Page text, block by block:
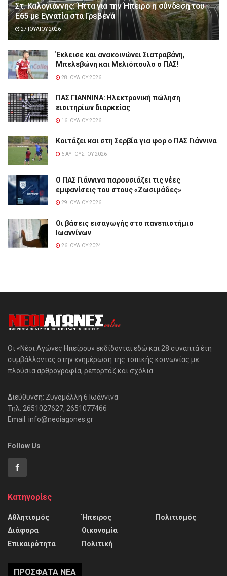
Στ. Καλογιάννης: Ήττα για την Ήπειρο η σύνδεση του
Ε65 με Εγνατία στα Γρεβενά
27 ΙΟΥΛΊΟΥ 2026
Έκλεισε και ανακοινώνει Σιατραβάνη,
Μπελεβώνη και Μελιόπουλο ο ΠΑΣ!
28 ΙΟΥΛΊΟΥ 2026
ΠΑΣ ΓΙΑΝΝΙΝΑ: Hλεκτρονική πώληση
εισιτηρίων διαρκείας
16 ΙΟΥΛΊΟΥ 2026
Κοιτάζει και στη Σερβία για φορ ο ΠΑΣ Γιάννινα
6 ΑΥΓΟΎΣΤΟΥ 2026
Ο ΠΑΣ Γιάννινα παρουσιάζει τις νέες
εμφανίσεις του στους «Ζωσιμάδες»
29 ΙΟΥΛΊΟΥ 2026
Οι βάσεις εισαγωγής στο πανεπιστήμιο
Ιωαννίνων
26 ΙΟΥΛΊΟΥ 2024
Οι «Νέοι Αγώνες Ηπείρου» εκδίδονται εδώ και 28 συναπτά έτη
συμβάλλοντας στην ενημέρωση της τοπικής κοινωνίας με
πλούσια αρθρογραφία, ρεπορτάζ και σχόλια.
Διεύθυνση: Ζυγομάλλη 6 Ιωάννινα
Τηλ: 2651027627, 2651077466
Email: info@neoiagones.gr
Follow Us
Κατηγορίες
Αθλητισμός
Διάφορα
Επικαιρότητα
Ήπειρος
Οικονομία
Πολιτική
Πολιτισμός
ΠΡΌΣΦΑΤΑ ΝΈΑ